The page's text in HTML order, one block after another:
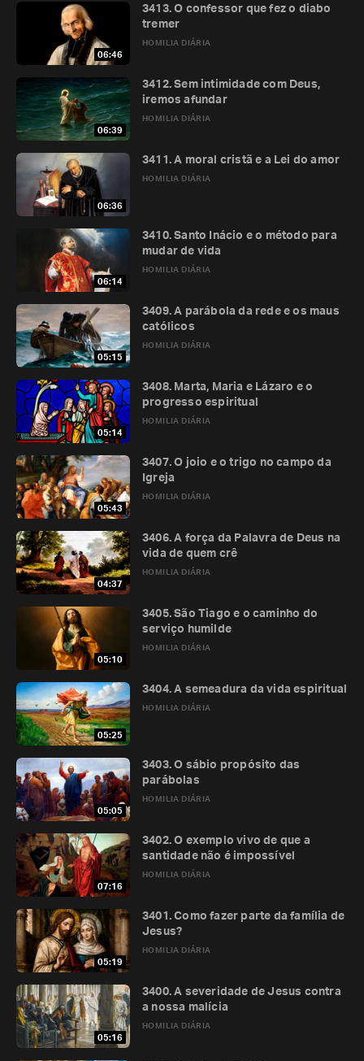
06:46
HOMILIA DIÁRIA
3413. O confessor que fez o diabo
tremer
06:39
HOMILIA DIÁRIA
3412. Sem intimidade com Deus,
iremos afundar
06:36
HOMILIA DIÁRIA
3411. A moral cristã e a Lei do amor
06:14
HOMILIA DIÁRIA
3410. Santo Inácio e o método para
mudar de vida
05:15
HOMILIA DIÁRIA
3409. A parábola da rede e os maus
católicos
05:14
HOMILIA DIÁRIA
3408. Marta, Maria e Lázaro e o
progresso espiritual
05:43
HOMILIA DIÁRIA
3407. O joio e o trigo no campo da
Igreja
04:37
HOMILIA DIÁRIA
3406. A força da Palavra de Deus na
vida de quem crê
05:10
HOMILIA DIÁRIA
3405. São Tiago e o caminho do
serviço humilde
05:25
HOMILIA DIÁRIA
3404. A semeadura da vida espiritual
05:05
HOMILIA DIÁRIA
3403. O sábio propósito das
parábolas
07:16
HOMILIA DIÁRIA
3402. O exemplo vivo de que a
santidade não é impossível
05:19
HOMILIA DIÁRIA
3401. Como fazer parte da família de
Jesus?
05:16
HOMILIA DIÁRIA
3400. A severidade de Jesus contra
a nossa malícia